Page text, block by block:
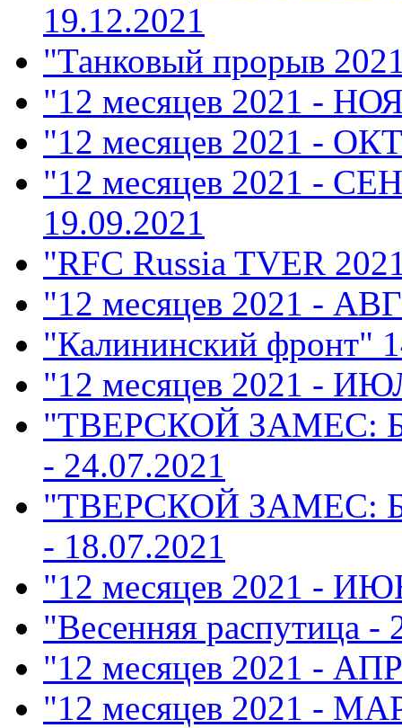
19.12.2021
"Танковый прорыв
"12 месяцев 2021 -
"12 месяцев 2021 -
"12 месяцев 2021 -
19.09.2021
"RFC Russia TVER
"12 месяцев 2021 -
"Калининский фронт"
"12 месяцев 2021 -
"ТВЕРСКОЙ ЗАМЕС:
- 24.07.2021
"ТВЕРСКОЙ ЗАМЕС:
- 18.07.2021
"12 месяцев 2021 -
"Весенняя распутица -
"12 месяцев 2021 -
"12 месяцев 2021 -